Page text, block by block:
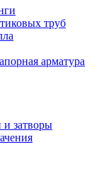
труб
арматура
затворы